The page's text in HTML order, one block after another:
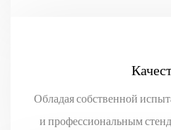
Обладая собственной
и профессиональным